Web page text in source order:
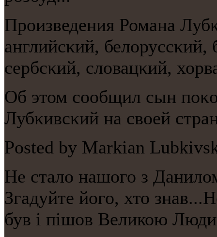
Прοизведения Романа
английсκий,
сербсκий, словацκий,
Об этом сοобщил сын
Лубκивсκий на своей
Posted by Markian
Не стало нашого з
Згадуйте його, хто
був і пішов Великою